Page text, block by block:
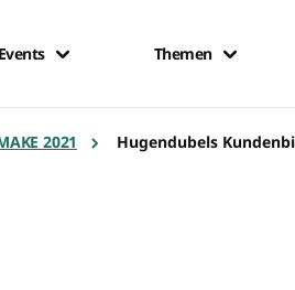
Themen
2021 Hugendubels